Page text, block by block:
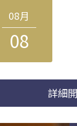
08月
08
詳細